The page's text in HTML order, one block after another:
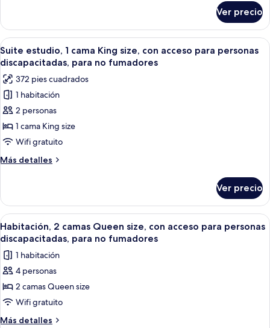
acceso
para
personas
discapacitadas,
para
no
fumadores
1
cama
King
size,
acceso
para
personas
discapacitadas,
para
fumadores
Ver precio
Abrir
todas
las
fotos
de
Suite
estudio,
1
cama
King
con
acceso
para
personas
discapacitadas,
para
no
fumadores
Habitación de hotel con una cama
12
Suite estudio, 1 cama King size, con acceso para personas
discapacitadas, para no fumadores
372 pies cuadrados
1 habitación
2 personas
1 cama King size
Wifi gratuito
Más detalles
Más
estudio,
cama
King
con
acceso
personas
discapacitadas,
no
Ver precio
Abrir
todas
las
fotos
de
Habitación,
2
camas
Habitación de hotel con dos camas,
8
Habitación, 2 camas Queen size, con acceso para personas
discapacitadas, para no fumadores
1 habitación
4 personas
2 camas Queen size
Wifi gratuito
Más detalles
Más